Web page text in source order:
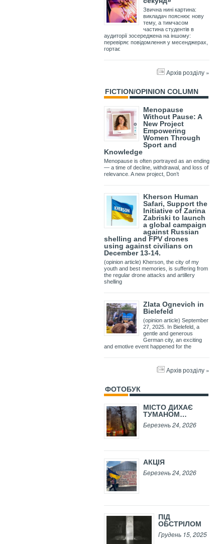
Звична нині картина:
викладач пояснює нову
тему, а тимчасом
частина студентів в
аудиторії зосереджена на іншому:
перевіряє повідомлення у месенджерах,
гортає
Архів розділу »
FICTION/OPINION COLUMN
Menopause
Without Pause: A
New Project
Empowering
Women Through
Sport and
Knowledge
Menopause is often portrayed as an ending
— a time of decline, withdrawal, and loss of
relevance. A new project, Don’t
Kherson Human
Safari, Support the
Initiative of Zarina
Zabriski to launch
a global campaign
against Russian
shelling and FPV drones
using against civilians on
December 13-14.
(opinion article) Kherson, the city of my
youth and best memories, is suffering from
the regular drone attacks and artillery
shelling
Zlata Ognevich in
Bielefeld
(opinion article) September
27, 2025. In Bielefeld, a
gentle and generous
German city, an exciting
and emotive event happened for the
Архів розділу »
ФОТОБУК
МІСТО ДИХАЄ
ТУМАНОМ…
Березень 24, 2026
АКЦІЯ
Березень 24, 2026
ПІД
ОБСТРІЛОМ
Грудень 15, 2025